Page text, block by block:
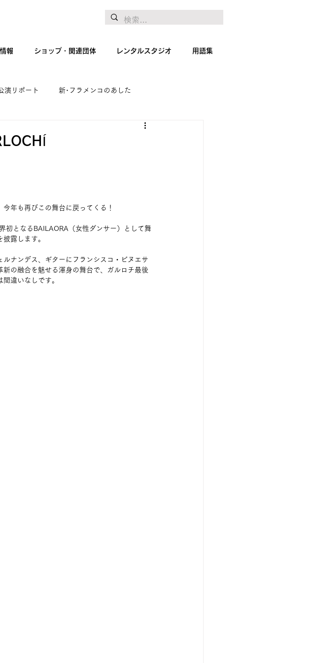
報 ショップ・関連団体 レンタルスタジオ 用語集
演リポート 新･フラメンコのあした
絵画
年も再びこの舞台に戻ってくる！
初となるBAILAORA（女性ダンサー）として舞
露します。
ナンデス、ギターにフランシスコ・ビヌエサ
の融合を魅せる渾身の舞台で、ガルロチ最後
違いなしです。